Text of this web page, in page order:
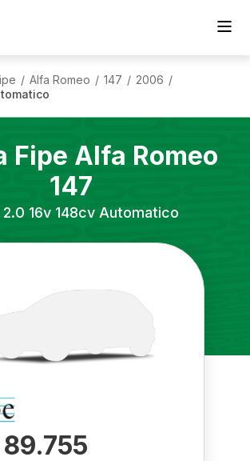
/ Alfa Romeo / 147 / 2006 /
Fipe Alfa Romeo
147
2.0 16v 148cv Automatico
89.755